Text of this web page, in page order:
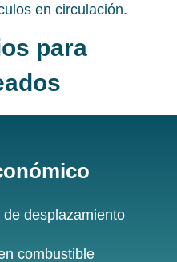
en circulación.
para
desplazamiento
combustible